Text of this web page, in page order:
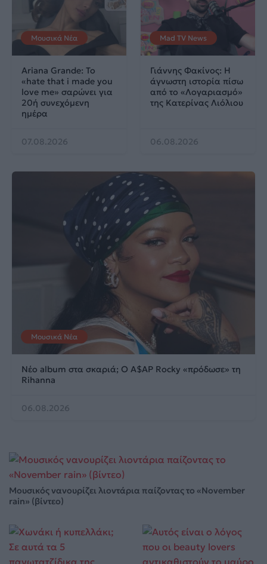
Μουσικά Νέα
Ariana Grande: Το
«hate that i made you
love me» σαρώνει για
20ή συνεχόμενη
ημέρα
07.08.2026
Mad TV News
Γιάννης Φακίνος: Η
άγνωστη ιστορία πίσω
από το «Λογαριασμό»
της Κατερίνας Λιόλιου
06.08.2026
Μουσικά Νέα
Νέο album στα σκαριά; Ο A$AP Rocky «πρόδωσε» τη
Rihanna
06.08.2026
Μουσικός νανουρίζει λιοντάρια παίζοντας το «November
rain» (βίντεο)